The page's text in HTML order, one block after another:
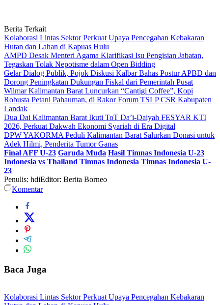
Berita Terkait
Kolaborasi Lintas Sektor Perkuat Upaya Pencegahan Kebakaran
Hutan dan Lahan di Kapuas Hulu
AMPD Desak Menteri Agama Klarifikasi Isu Pengisian Jabatan,
Tegaskan Tolak Nepotisme dalam Open Bidding
Gelar Dialog Publik, Pojok Diskusi Kalbar Bahas Postur APBD dan
Dorong Peningkatan Dukungan Fiskal dari Pemerintah Pusat
Wilmar Kalimantan Barat Luncurkan “Cantigi Coffee”, Kopi
Robusta Petani Pahauman, di Rakor Forum TSLP CSR Kabupaten
Landak
Dua Dai Kalimantan Barat Ikuti ToT Da’i-Daiyah FESYAR KTI
2026, Perkuat Dakwah Ekonomi Syariah di Era Digital
DPW YAKORMA Peduli Kalimantan Barat Salurkan Donasi untuk
Adek Hilmi, Penderita Tumor Ganas
Final AFF U-23 Garuda Muda Hasil Timnas Indonesia U-23
Indonesia vs Thailand Timnas Indonesia Timnas Indonesia U-
23
Penulis: hdiEditor: Berita Borneo
Komentar
Baca Juga
Kolaborasi Lintas Sektor Perkuat Upaya Pencegahan Kebakaran